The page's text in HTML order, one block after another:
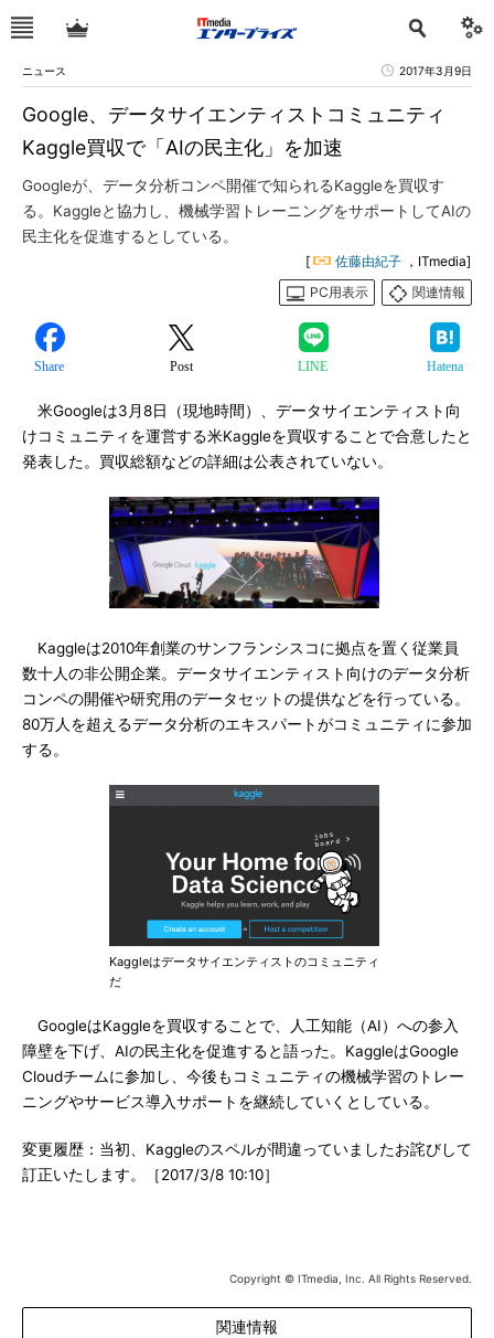
ニュース 2017年3月9日
Google、データサイエンティストコミュニティ
Kaggle買収で「AIの民主化」を加速
Googleが、データ分析コンペ開催で知られるKaggleを買収す
る。Kaggleと協力し、機械学習トレーニングをサポートしてAIの
民主化を促進するとしている。
[ 佐藤由紀子 ，ITmedia]
PC用表示
関連情報
Share Post LINE Hatena
米Googleは3月8日（現地時間）、データサイエンティスト向
けコミュニティを運営する米Kaggleを買収することで合意したと
発表した。買収総額などの詳細は公表されていない。
Kaggleは2010年創業のサンフランシスコに拠点を置く従業員
数十人の非公開企業。データサイエンティスト向けのデータ分析
コンペの開催や研究用のデータセットの提供などを行っている。
80万人を超えるデータ分析のエキスパートがコミュニティに参加
する。
Kaggleはデータサイエンティストのコミュニティ
だ
GoogleはKaggleを買収することで、人工知能（AI）への参入
障壁を下げ、AIの民主化を促進すると語った。KaggleはGoogle
Cloudチームに参加し、今後もコミュニティの機械学習のトレー
ニングやサービス導入サポートを継続していくとしている。
変更履歴：当初、Kaggleのスペルが間違っていましたお詫びして
訂正いたします。［2017/3/8 10:10］
Copyright © ITmedia, Inc. All Rights Reserved.
関連情報